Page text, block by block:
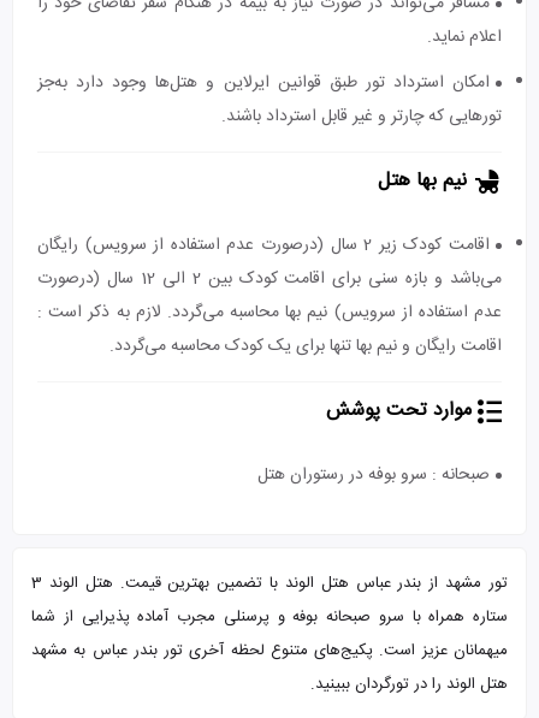
اعلام نماید.
امکان استرداد تور طبق قوانین ایرلاین و هتل‌ها وجود دارد به‌جز
تورهایی که چارتر و غیر قابل استرداد باشند.
نیم بها هتل
اقامت کودک زیر 2 سال (درصورت عدم استفاده از سرویس) رایگان
می‌باشد و بازه سنی برای اقامت کودک بین 2 الی 12 سال (درصورت
عدم استفاده از سرویس) نیم بها محاسبه می‌گردد. لازم به ذکر است :
اقامت رایگان و نیم بها تنها برای یک کودک محاسبه می‌گردد.
موارد تحت پوشش
صبحانه : سرو بوفه در رستوران هتل
تور مشهد از بندر عباس هتل الوند با تضمین بهترین قیمت. هتل الوند 3
ستاره همراه با سرو صبحانه بوفه و پرسنلی مجرب آماده پذیرایی از شما
میهمانان عزیز است. پکیج‌های متنوع لحظه آخری تور بندر عباس به مشهد
هتل الوند را در تورگردان ببینید.